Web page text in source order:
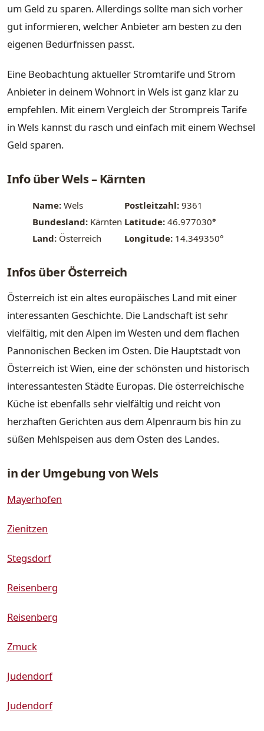
um Geld zu sparen. Allerdings sollte man sich vorher
gut informieren, welcher Anbieter am besten zu den
eigenen Bedürfnissen passt.
Eine Beobachtung aktueller Stromtarife und Strom
Anbieter in deinem Wohnort in Wels ist ganz klar zu
empfehlen. Mit einem Vergleich der Strompreis Tarife
in Wels kannst du rasch und einfach mit einem Wechsel
Geld sparen.
Info über Wels – Kärnten
Name: Wels Postleitzahl: 9361
Bundesland: Kärnten Latitude: 46.977030°
Land: Österreich Longitude: 14.349350°
Infos über Österreich
Österreich ist ein altes europäisches Land mit einer
interessanten Geschichte. Die Landschaft ist sehr
vielfältig, mit den Alpen im Westen und dem flachen
Pannonischen Becken im Osten. Die Hauptstadt von
Österreich ist Wien, eine der schönsten und historisch
interessantesten Städte Europas. Die österreichische
Küche ist ebenfalls sehr vielfältig und reicht von
herzhaften Gerichten aus dem Alpenraum bis hin zu
süßen Mehlspeisen aus dem Osten des Landes.
in der Umgebung von Wels
Mayerhofen
Zienitzen
Stegsdorf
Reisenberg
Reisenberg
Zmuck
Judendorf
Judendorf